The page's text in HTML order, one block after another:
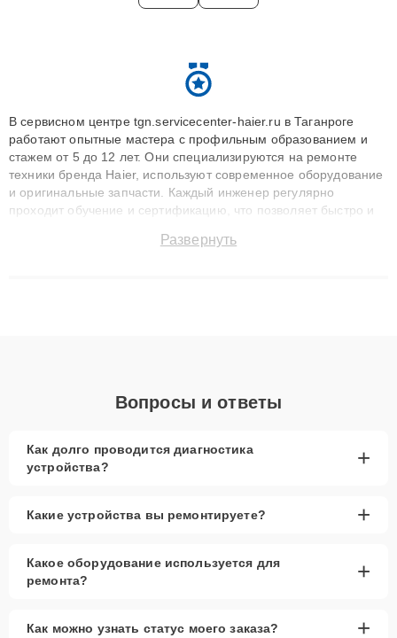
В сервисном центре tgn.servicecenter-haier.ru в Таганроге
работают опытные мастера с профильным образованием и
стажем от 5 до 12 лет. Они специализируются на ремонте
техники бренда Haier, используют современное оборудование
и оригинальные запчасти. Каждый инженер регулярно
проходит обучение и сертификацию, что позволяет быстро и
сохранением гарантии до 3 лет. Наши мастера решают
Развернуть
Вопросы и ответы
Как долго проводится диагностика
устройства?
+
Какие устройства вы ремонтируете? +
Какое оборудование используется для
ремонта?
+
Как можно узнать статус моего заказа? +